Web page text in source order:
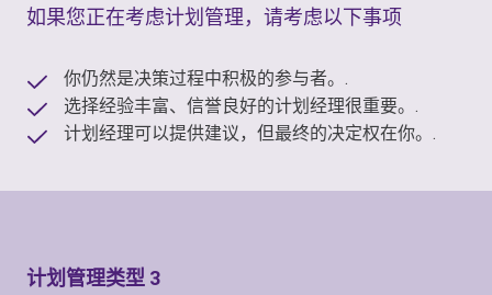
如果您正在考虑计划管理，请考虑以下事项
你仍然是决策过程中积极的参与者。.
选择经验丰富、信誉良好的计划经理很重要。.
计划经理可以提供建议，但最终的决定权在你。.
计划管理类型 3